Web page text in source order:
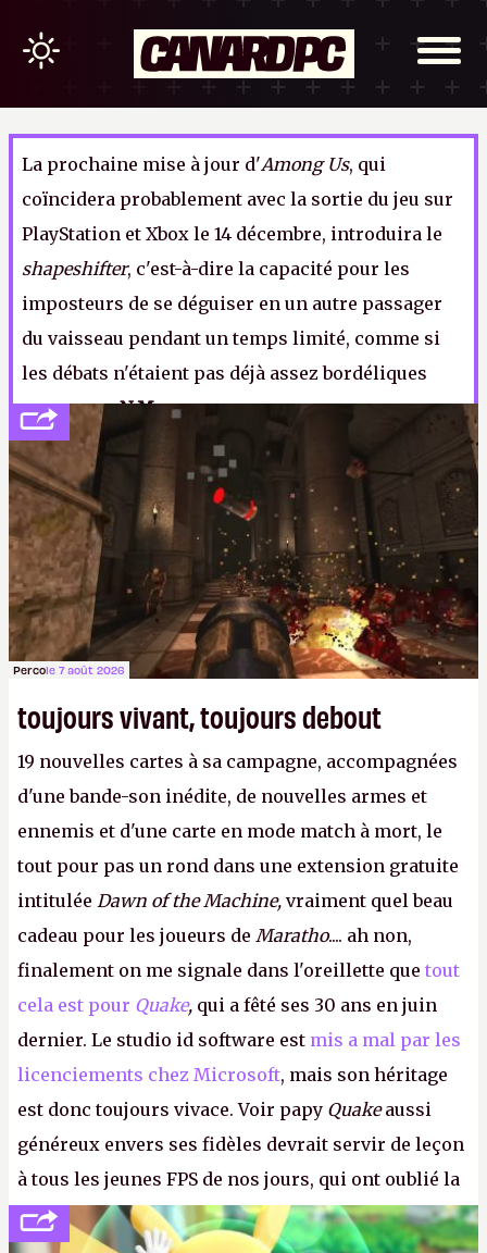
La prochaine mise à jour d'Among Us, qui
coïncidera probablement avec la sortie du jeu sur
PlayStation et Xbox le 14 décembre, introduira le
shapeshifter, c'est-à-dire la capacité pour les
imposteurs de se déguiser en un autre passager
du vaisseau pendant un temps limité, comme si
les débats n'étaient pas déjà assez bordéliques
comme ça.N.M.
Percole 7 août 2026
toujours vivant, toujours debout
19 nouvelles cartes à sa campagne, accompagnées
d'une bande-son inédite, de nouvelles armes et
ennemis et d'une carte en mode match à mort, le
tout pour pas un rond dans une extension gratuite
intitulée Dawn of the Machine, vraiment quel beau
cadeau pour les joueurs de Maratho.... ah non,
finalement on me signale dans l'oreillette que tout
cela est pour Quake, qui a fêté ses 30 ans en juin
dernier. Le studio id software est mis a mal par les
licenciements chez Microsoft, mais son héritage
est donc toujours vivace. Voir papy Quakeaussi
généreux envers ses fidèles devrait servir de leçon
à tous les jeunes FPS de nos jours, qui ont oublié la
politesse et le respect envers leurs joueurs et les
anciens. Il leur faudrait une bonne guerre des